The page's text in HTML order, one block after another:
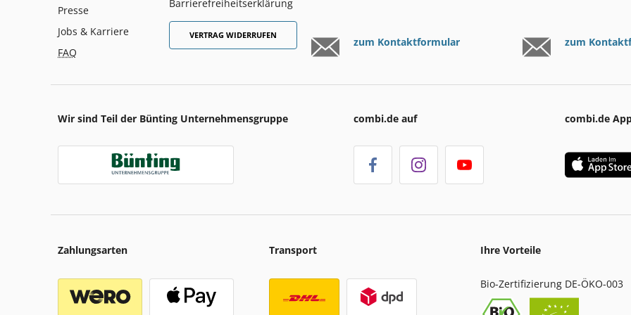
Presse
Jobs & Karriere
FAQ
Barrierefreiheitserklärung
VERTRAG WIDERRUFEN
zum Kontaktformular zum
Wir sind Teil der Bünting Unternehmensgruppe combi.de auf combi.de
Zahlungsarten Transport Ihre Vorteile
Bio-Zertifizierung DE-ÖKO-003